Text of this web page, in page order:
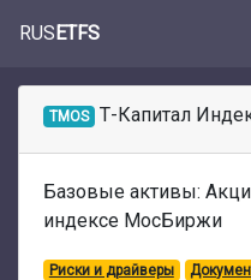
RUSETFS
TMOS Т-Капитал
Базовые активы:
индексе МосБиржи
Риски и драйверы